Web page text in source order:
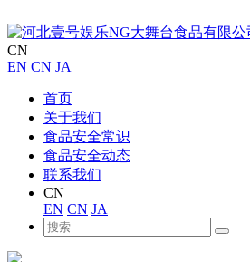
CN
EN CN JA
首页
关于我们
食品安全常识
食品安全动态
联系我们
CN
EN CN JA